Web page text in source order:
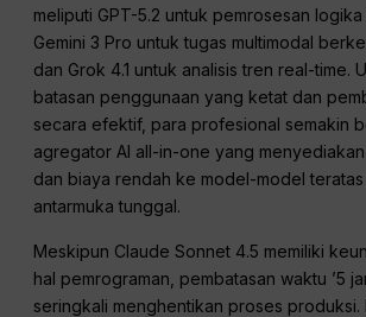
meliputi GPT-5.2 untuk pemrosesan logika
Gemini 3 Pro untuk tugas multimodal
dan Grok 4.1 untuk analisis tren real-time.
batasan penggunaan yang ketat dan
secara efektif, para profesional semakin
agregator AI all-in-one yang
dan biaya rendah ke model-model teratas
antarmuka tunggal.
Meskipun Claude Sonnet 4.5 memiliki
hal pemrograman, pembatasan waktu ’5
seringkali menghentikan proses produksi.